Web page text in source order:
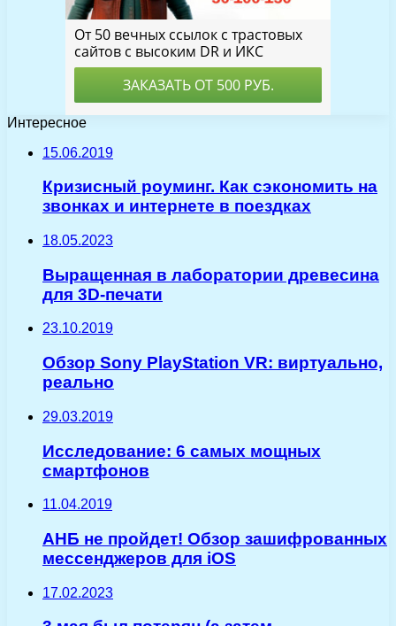
Интересное
15.06.2019
Кризисный роуминг. Как сэкономить на
звонках и интернете в поездках
18.05.2023
Выращенная в лаборатории древесина
для 3D-печати
23.10.2019
Обзор Sony PlayStation VR: виртуально,
реально
29.03.2019
Исследование: 6 самых мощных
смартфонов
11.04.2019
АНБ не пройдет! Обзор зашифрованных
мессенджеров для iOS
17.02.2023